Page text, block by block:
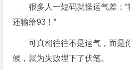
很多人一短码就怪运气差：“
还输给93！”
可真相往往不是运气，而是
候，就为失败埋下了伏笔。